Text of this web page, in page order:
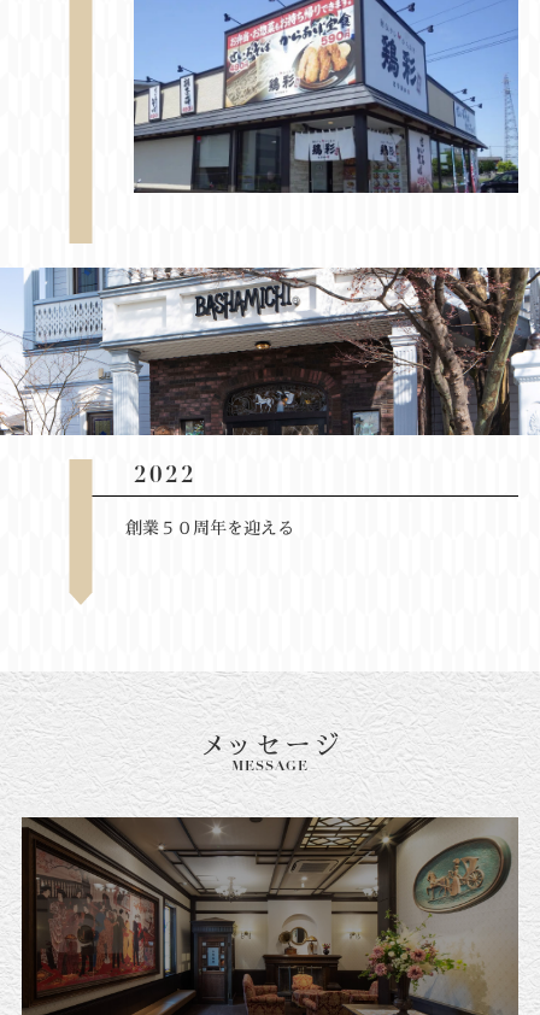
2022
創業５０周年を迎える
メッセージ
MESSAGE